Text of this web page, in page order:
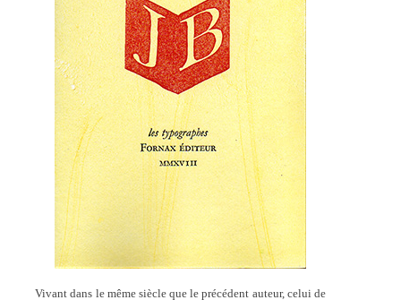
Vivant dans le même siècle que le précédent auteur, celui de